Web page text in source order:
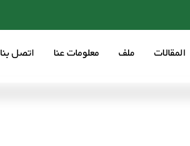
المقالات ملف معلومات عنا اتصل بنا